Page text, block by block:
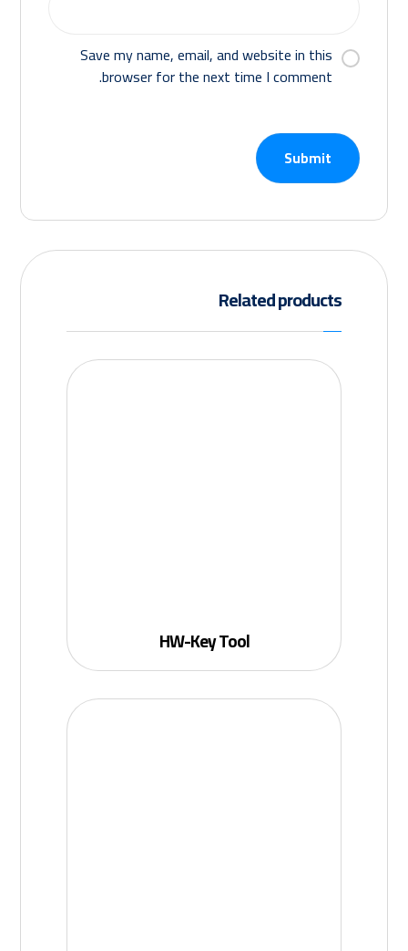
Save my name, email, and website in this
browser for the next time I comment.
Submit
Related products
HW-Key Tool